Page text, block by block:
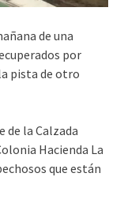
de una
por
pista de otro
de la Calzada
Hacienda La
que están